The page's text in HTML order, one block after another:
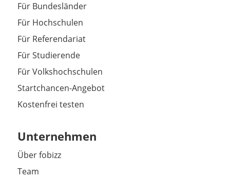
Für Bundesländer
Für Hochschulen
Für Referendariat
Für Studierende
Für Volkshochschulen
Startchancen-Angebot
Kostenfrei testen
Unternehmen
Über fobizz
Team